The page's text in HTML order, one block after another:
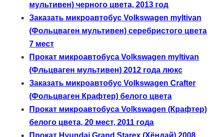
мультивен) черного цвета, 2013 год
Заказать микроавтобус Volkswagen myltivan
(Фольцваген мультивен) серебристого цвета
7 мест
Прокат микроавтобуса Volkswagen myltivan
(Фльцваген мультивен) 2012 года люкс
Заказать микроавтобус Volkswagen Crafter
(Фольцваген Крафтер) белого цвета
Прокат микроавтобуса Volkswagen (Крафтер)
белого цвета, 20 мест, 2011 года